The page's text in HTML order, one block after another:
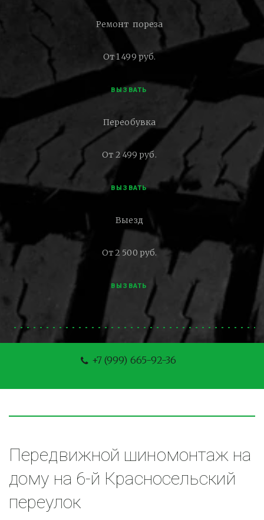
Ремонт пореза
От 1 499 руб.
ВЫЗВАТЬ
Переобувка
От 2 499 руб.
ВЫЗВАТЬ
Выезд
От 2 500 руб.
ВЫЗВАТЬ
+7 (999) 665-92-36
Передвижной шиномонтаж на
дому на 6-й Красносельский
переулок